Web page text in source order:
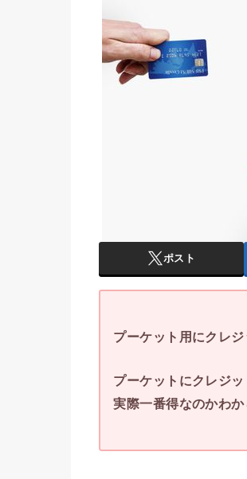
ポスト
プーケット用にクレ
プーケットにクレジ
実際一番得なのかわ